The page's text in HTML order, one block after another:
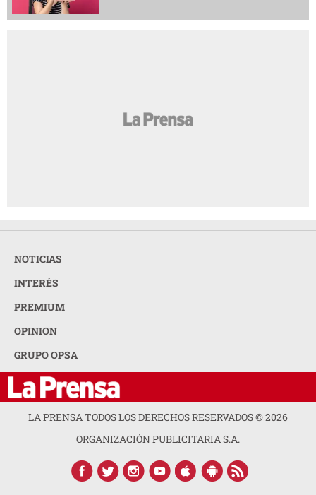
NOTICIAS
INTERÉS
PREMIUM
OPINION
GRUPO OPSA
LA PRENSA TODOS LOS DERECHOS RESERVADOS ©2026
ORGANIZACIÓN PUBLICITARIA S.A.